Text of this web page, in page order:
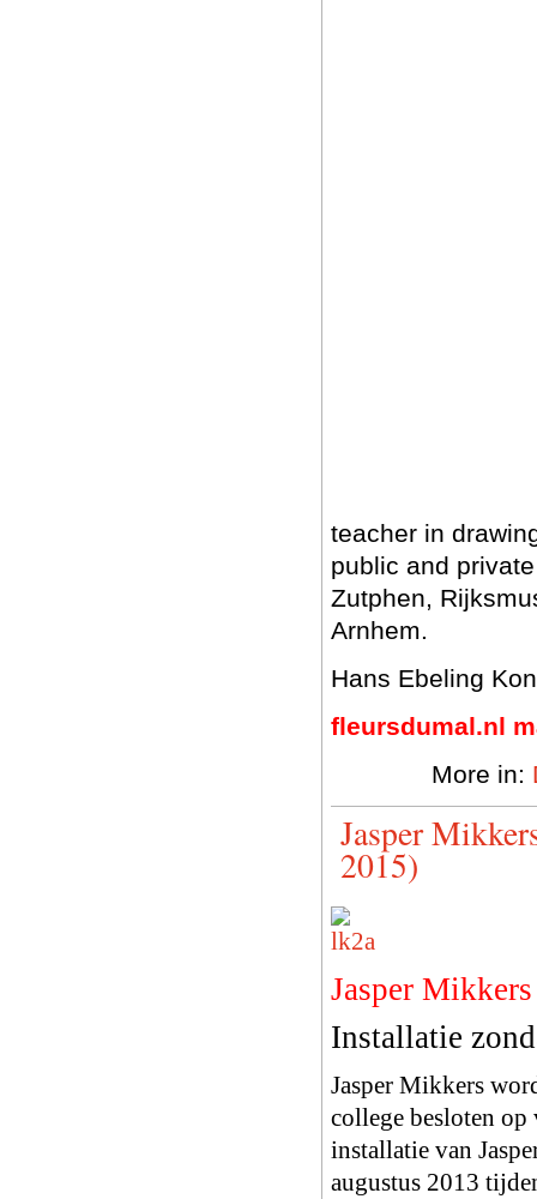
teacher in
public and
Zutphen,
Arnhem.
Hans Ebeling
fleursdumal.nl
More in:
Jasper
2015)
Jasper
Installatie
Jasper Mikkers
college besloten
installatie van
augustus 2013